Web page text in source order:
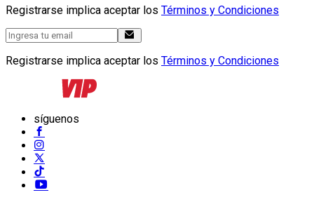
Registrarse implica aceptar los Términos y Condiciones
Registrarse implica aceptar los Términos y Condiciones
síguenos